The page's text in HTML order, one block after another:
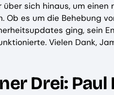
über sich hinaus, um
Ob es um die Behebung
ging, sein
Vielen Dank,
Drei: